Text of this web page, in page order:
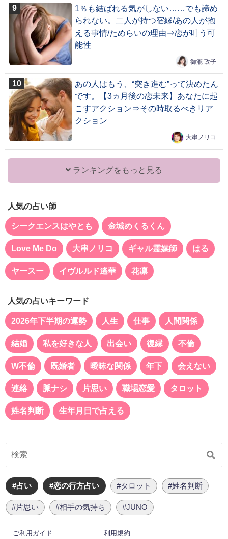
1％も結ばれる気がしない……でも諦め
られない。二人が持つ宿縁/あの人が抱
える事情/ためらいの理由⇒恋が叶う可
能性
御瀧 政子
あの人はもう、“突き進む”って決めたん
です。【3ヵ月後の恋未来】あなたに起
こすアクション⇒その時取るべきリア
クション
大串ノリコ
ランキングをもっと見る
人気の占い師
シークエンスはやとも 金城めくるくん
Love Me Do 大串ノリコ ギャル霊媒師 はる
ヤースー イヴルルド遙華 花凛
人気の占いキーワード
2026年下半期の運勢 人生 仕事 人間関係
結婚 私を好きな人 出会い 復縁 不倫
W不倫 既婚者 曖昧な関係 年下 会えない
連絡 脈ナシ 片思い 職場恋愛 タロット
姓名判断 生年月日で占える
#占い #恋の行方占い #タロット #姓名判断
#片思い #相手の気持ち #JUNO
ご利用ガイド 利用規約